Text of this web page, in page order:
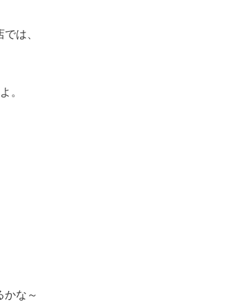
は、
。
かな～